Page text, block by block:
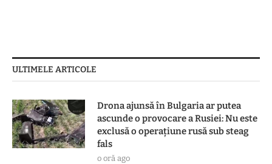
ULTIMELE ARTICOLE
Drona ajunsă în Bulgaria ar putea
ascunde o provocare a Rusiei: Nu este
exclusă o operațiune rusă sub steag
fals
o oră ago